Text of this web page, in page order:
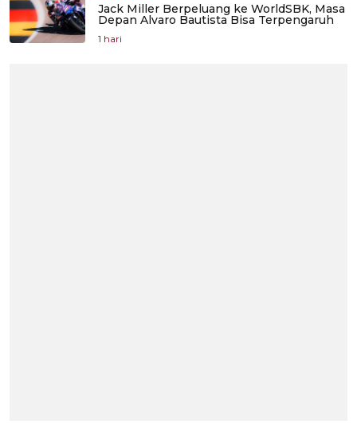
Jack Miller Berpeluang ke WorldSBK, Masa
Depan Alvaro Bautista Bisa Terpengaruh
1 hari